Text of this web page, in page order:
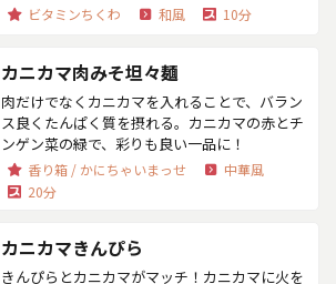
ビタミンちくわ 和風 10分
カニカマ肉みそ坦々麺
肉だけでなくカニカマを入れることで、バラン
ス良くたんぱく質を摂れる。カニカマの赤とチ
ンゲン菜の緑で、彩りも良い一品に！
香り箱 / かにちゃいまっせ
中華風
20分
カニカマきんぴら
きんぴらとカニカマがマッチ！カニカマに火を